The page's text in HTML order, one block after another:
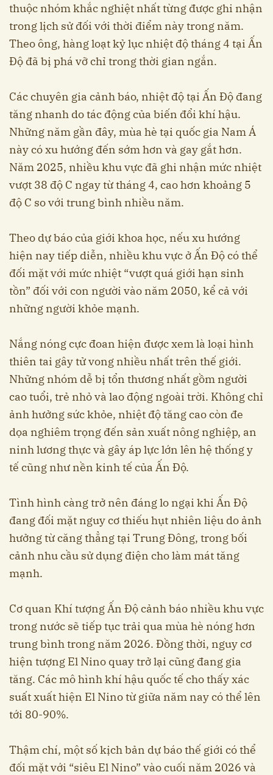
thuộc nhóm khắc nghiệt nhất từng được ghi nhận
trong lịch sử đối với thời điểm này trong năm.
Theo ông, hàng loạt kỷ lục nhiệt độ tháng 4 tại Ấn
Độ đã bị phá vỡ chỉ trong thời gian ngắn.
Các chuyên gia cảnh báo, nhiệt độ tại Ấn Độ đang
tăng nhanh do tác động của biến đổi khí hậu.
Những năm gần đây, mùa hè tại quốc gia Nam Á
này có xu hướng đến sớm hơn và gay gắt hơn.
Năm 2025, nhiều khu vực đã ghi nhận mức nhiệt
vượt 38 độ C ngay từ tháng 4, cao hơn khoảng 5
độ C so với trung bình nhiều năm.
Theo dự báo của giới khoa học, nếu xu hướng
hiện nay tiếp diễn, nhiều khu vực ở Ấn Độ có thể
đối mặt với mức nhiệt “vượt quá giới hạn sinh
tồn” đối với con người vào năm 2050, kể cả với
những người khỏe mạnh.
Nắng nóng cực đoan hiện được xem là loại hình
thiên tai gây tử vong nhiều nhất trên thế giới.
Những nhóm dễ bị tổn thương nhất gồm người
cao tuổi, trẻ nhỏ và lao động ngoài trời. Không chỉ
ảnh hưởng sức khỏe, nhiệt độ tăng cao còn đe
dọa nghiêm trọng đến sản xuất nông nghiệp, an
ninh lương thực và gây áp lực lớn lên hệ thống y
tế cũng như nền kinh tế của Ấn Độ.
Tình hình càng trở nên đáng lo ngại khi Ấn Độ
đang đối mặt nguy cơ thiếu hụt nhiên liệu do ảnh
hưởng từ căng thẳng tại Trung Đông, trong bối
cảnh nhu cầu sử dụng điện cho làm mát tăng
mạnh.
Cơ quan Khí tượng Ấn Độ cảnh báo nhiều khu vực
trong nước sẽ tiếp tục trải qua mùa hè nóng hơn
trung bình trong năm 2026. Đồng thời, nguy cơ
hiện tượng El Nino quay trở lại cũng đang gia
tăng. Các mô hình khí hậu quốc tế cho thấy xác
suất xuất hiện El Nino từ giữa năm nay có thể lên
tới 80-90%.
Thậm chí, một số kịch bản dự báo thế giới có thể
đối mặt với “siêu El Nino” vào cuối năm 2026 và